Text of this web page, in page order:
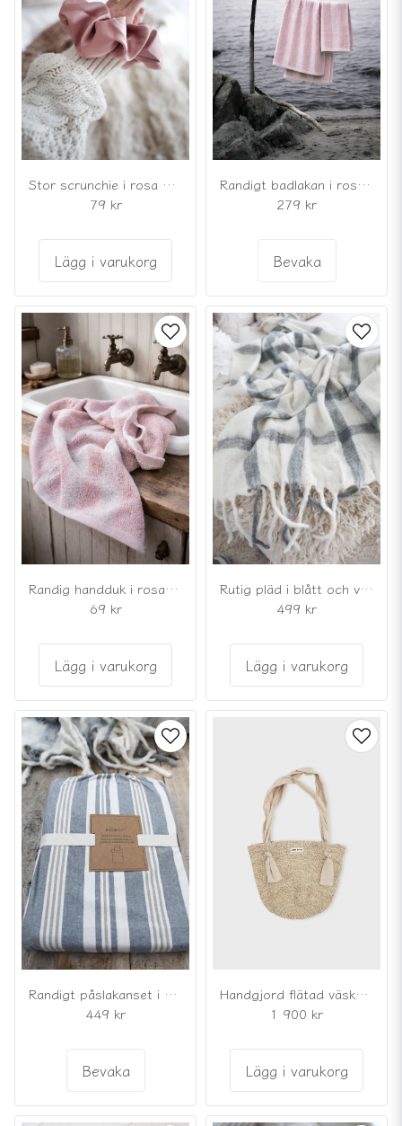
Stor scrunchie i rosa satin
79 kr
Lägg i varukorg
Randigt badlakan i rosa bomullsfrotté
279 kr
Bevaka
Randig handduk i rosa bomullsfrotté
69 kr
Lägg i varukorg
Rutig pläd i blått och vitt med fransar
499 kr
Lägg i varukorg
Randigt påslakanset i blått, beige och offwhite
449 kr
Bevaka
Handgjord flätad väska i hampa och bomull
1 900 kr
Lägg i varukorg